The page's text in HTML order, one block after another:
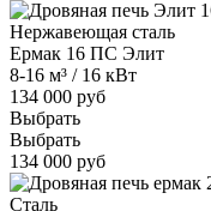
Нержавеющая сталь
Ермак 16 ПС Элит
8-16 м³ / 16 кВт
134 000 руб
Выбрать
Выбрать
134 000 руб
Сталь